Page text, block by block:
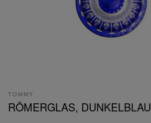
TOMMY
RÖMERGLAS, DUNKELBLAU